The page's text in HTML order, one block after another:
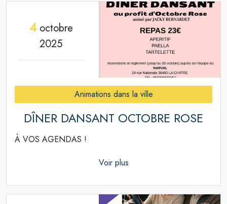
4octobre
2025
Animations dans la ville
DÎNER DANSANT OCTOBRE ROSE
À VOS AGENDAS !
Voir plus